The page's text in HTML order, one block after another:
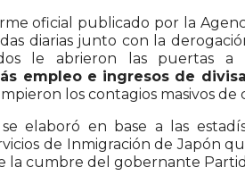
oficial publicado por la
diarias junto con la
le abrieron las puertas a
empleo e ingresos de
los contagios masivos de
elaboró en base a las
de Inmigración de Japón
la cumbre del gobernante